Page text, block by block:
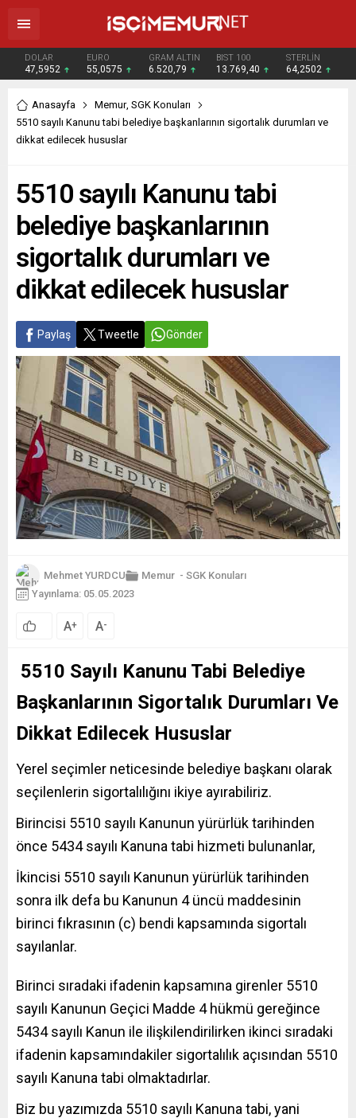
DOLAR
47,5952
EURO
55,0575
GRAM ALTIN
6.520,79
BIST 100
13.769,40
STERLİN
64,2502
Anasayfa Memur, SGK Konuları
5510 sayılı Kanunu tabi belediye başkanlarının sigortalık durumları ve
dikkat edilecek hususlar
5510 sayılı Kanunu tabi
belediye başkanlarının
sigortalık durumları ve
dikkat edilecek hususlar
Paylaş Tweetle Gönder
Mehmet YURDCU Memur - SGK Konuları
Yayınlama: 05.05.2023
A+ A-
5510 Sayılı Kanunu Tabi Belediye
Başkanlarının Sigortalık Durumları Ve
Dikkat Edilecek Hususlar
Yerel seçimler neticesinde belediye başkanı olarak
seçilenlerin sigortalılığını ikiye ayırabiliriz.
Birincisi 5510 sayılı Kanunun yürürlük tarihinden
önce 5434 sayılı Kanuna tabi hizmeti bulunanlar,
İkincisi 5510 sayılı Kanunun yürürlük tarihinden
sonra ilk defa bu Kanunun 4 üncü maddesinin
birinci fıkrasının (c) bendi kapsamında sigortalı
sayılanlar.
Birinci sıradaki ifadenin kapsamına girenler 5510
sayılı Kanunun Geçici Madde 4 hükmü gereğince
5434 sayılı Kanun ile ilişkilendirilirken ikinci sıradaki
ifadenin kapsamındakiler sigortalılık açısından 5510
sayılı Kanuna tabi olmaktadırlar.
Biz bu yazımızda 5510 sayılı Kanuna tabi, yani